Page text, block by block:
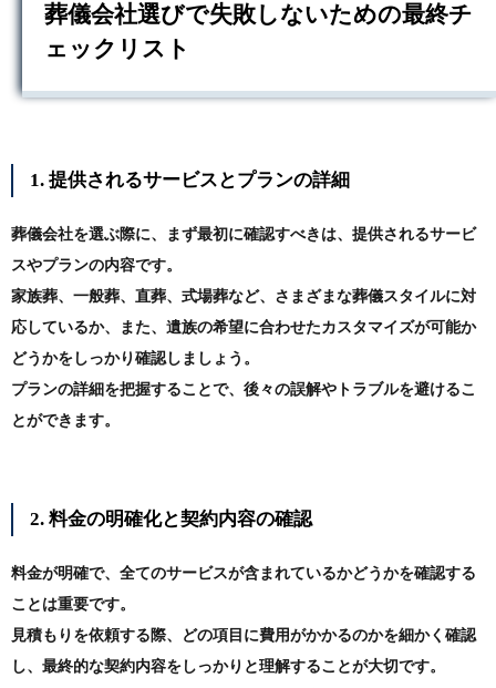
葬儀会社選びで失敗しないための最終チ
ェックリスト
1. 提供されるサービスとプランの詳細
葬儀会社を選ぶ際に、まず最初に確認すべきは、提供されるサービ
スやプランの内容です。
家族葬、一般葬、直葬、式場葬など、さまざまな葬儀スタイルに対
応しているか、また、遺族の希望に合わせたカスタマイズが可能か
どうかをしっかり確認しましょう。
プランの詳細を把握することで、後々の誤解やトラブルを避けるこ
とができます。
2. 料金の明確化と契約内容の確認
料金が明確で、全てのサービスが含まれているかどうかを確認する
ことは重要です。
見積もりを依頼する際、どの項目に費用がかかるのかを細かく確認
し、最終的な契約内容をしっかりと理解することが大切です。